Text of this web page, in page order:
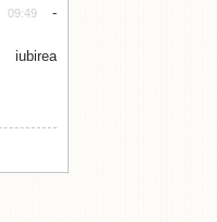
-
iubirea